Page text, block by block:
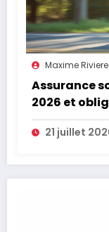
Maxime Riviere
Assurance
2026 et
21 juillet